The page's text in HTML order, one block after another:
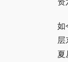
如
夏